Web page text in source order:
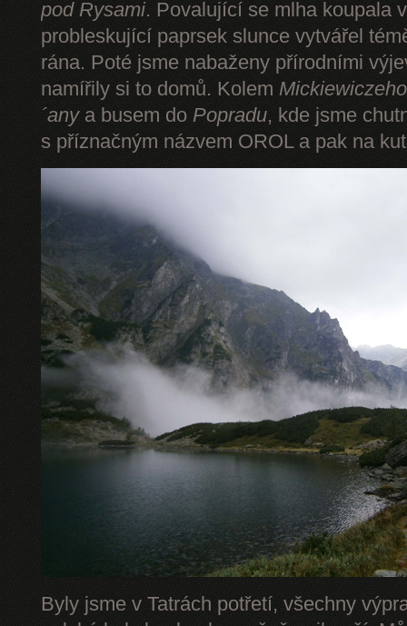
pod Rysami. Povalující se mlha koupala
probleskující paprsek slunce vytvářel
rána. Poté jsme nabaženy přírodními
namířily si to domů. Kolem
´anya busem do Popradu, kde jsme
s příznačným názvem OROL a pak na
Byly jsme v Tatrách potřetí, všechny